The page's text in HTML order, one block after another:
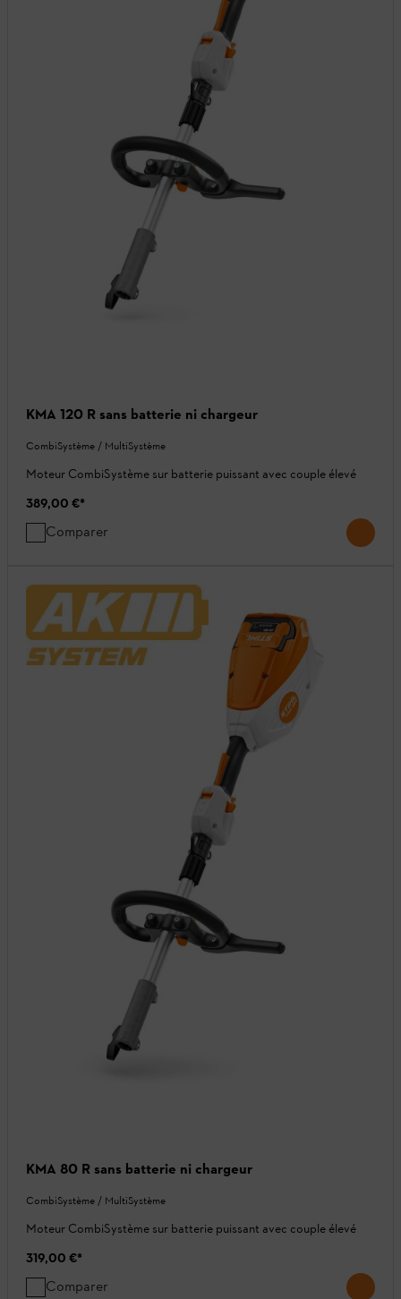
KMA 120 R sans batterie ni chargeur
CombiSystème / MultiSystème
Moteur CombiSystème sur batterie puissant avec couple élevé
389,00 €*
Comparer
KMA 80 R sans batterie ni chargeur
CombiSystème / MultiSystème
Moteur CombiSystème sur batterie puissant avec couple élevé
319,00 €*
Comparer